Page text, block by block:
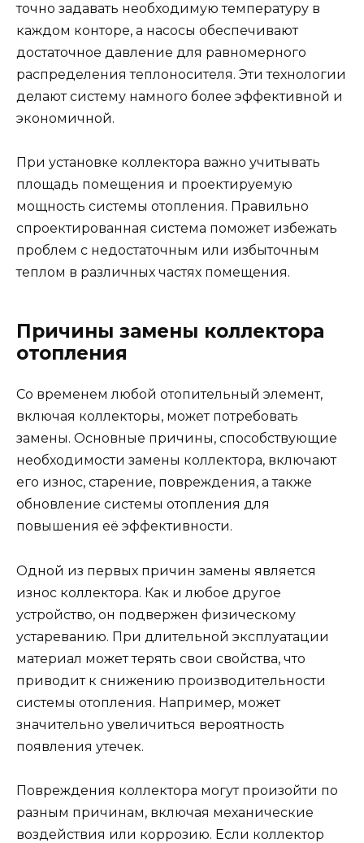
точно задавать необходимую температуру в
каждом конторе, а насосы обеспечивают
достаточное давление для равномерного
распределения теплоносителя. Эти технологии
делают систему намного более эффективной и
экономичной.
При установке коллектора важно учитывать
площадь помещения и проектируемую
мощность системы отопления. Правильно
спроектированная система поможет избежать
проблем с недостаточным или избыточным
теплом в различных частях помещения.
Причины замены коллектора
отопления
Со временем любой отопительный элемент,
включая коллекторы, может потребовать
замены. Основные причины, способствующие
необходимости замены коллектора, включают
его износ, старение, повреждения, а также
обновление системы отопления для
повышения её эффективности.
Одной из первых причин замены является
износ коллектора. Как и любое другое
устройство, он подвержен физическому
устареванию. При длительной эксплуатации
материал может терять свои свойства, что
приводит к снижению производительности
системы отопления. Например, может
значительно увеличиться вероятность
появления утечек.
Повреждения коллектора могут произойти по
разным причинам, включая механические
воздействия или коррозию. Если коллектор